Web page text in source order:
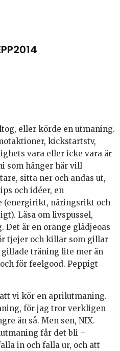
eller körde en utmaning.
kickstartstv,
vara eller icke vara är
som hänger här vill
sitta ner och andas ut,
och idéer, en
(energirikt, näringsrikt och
Läsa om livspussel,
Det är en orange glädjeoas
tjejer och killar som gillar
träning lite mer än
för feelgood. Peppigt
vi kör en aprilutmaning.
för jag tror verkligen
än så. Men sen, NIX.
får det bli –
in och falla ur, och att